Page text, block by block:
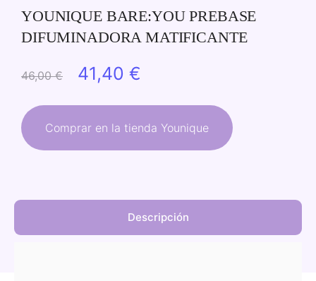
YOUNIQUE BARE:YOU PREBASE
DIFUMINADORA MATIFICANTE
46,00€
El
original
41,40 €
actual
Comprar en la tienda Younique
Descripción